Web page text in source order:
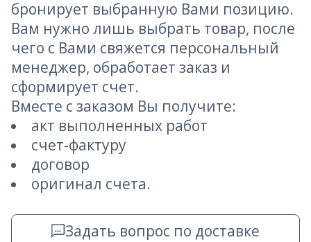
бронирует выбранную Вами позицию.
Вам нужно лишь выбрать товар, после
чего с Вами свяжется персональный
менеджер, обработает заказ и
сформирует счет.
Вместе с заказом Вы получите:
акт выполненных работ
счет-фактуру
договор
оригинал счета.
Задать вопрос по доставке